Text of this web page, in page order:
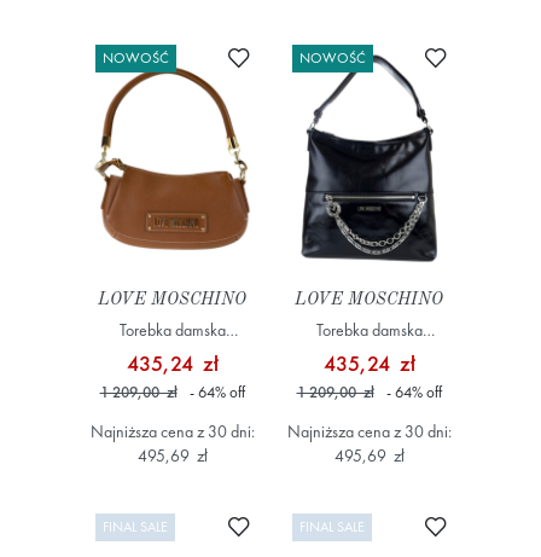
NOWOŚĆ Dodaj do ulubionych
LOVE MOSCHINO
Torebka damska
JC4288PP0OK14 Brązowy
435,24 zł
1 209,00 zł - 64%off
Najniższa cena z 30 dni:
495,69 zł
NOWOŚĆ Dodaj do
LOVE MOSCHINO
Torebka damska
JC4279PP0OK11 Czarny
435,24 zł
1 209,00 zł - 64%off
Najniższa cena z 30 dni:
495,69 zł
FINAL SALE Dodaj do ulubionych
FINAL SALE Dodaj do